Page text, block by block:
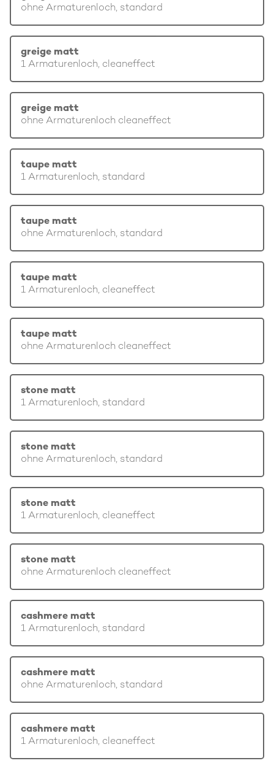
ohne Armaturenloch, standard
greige matt
1 Armaturenloch, cleaneffect
greige matt
ohne Armaturenloch cleaneffect
taupe matt
1 Armaturenloch, standard
taupe matt
ohne Armaturenloch, standard
taupe matt
1 Armaturenloch, cleaneffect
taupe matt
ohne Armaturenloch cleaneffect
stone matt
1 Armaturenloch, standard
stone matt
ohne Armaturenloch, standard
stone matt
1 Armaturenloch, cleaneffect
stone matt
ohne Armaturenloch cleaneffect
cashmere matt
1 Armaturenloch, standard
cashmere matt
ohne Armaturenloch, standard
cashmere matt
1 Armaturenloch, cleaneffect